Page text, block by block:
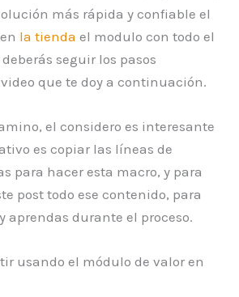
más rápida y confiable el
la tienda el modulo con todo el
seguir los pasos
que te doy a continuación.
el considero es interesante
es copiar las líneas de
para hacer esta macro, y para
post todo ese contenido, para
aprendas durante el proceso.
usando el módulo de valor en